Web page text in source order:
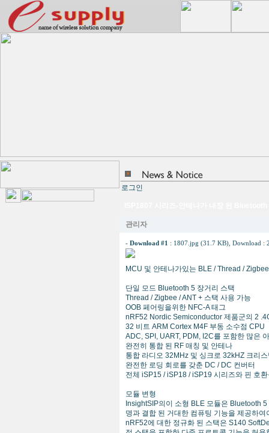
로그인
관리자
- Download #1 : 1807.jpg (31.7 KB) , Download :
MCU 및 안테나가있는 BLE / Thread /
단일 모드 Bluetooth 5 장거리 스택
Thread / Zigbee / ANT + 스택 사용 가능
OOB 페어링을위한 NFC-A 태그
nRF52 Nordic Semiconductor 제품군의 2
32 비트 ARM Cortex M4F 부동 소수점 CPU
ADC, SPI, UART, PDM, I2C를 포함한 많은
완전히 통합 된 RF 매칭 및 안테나
통합 라디오 32MHz 및 싱크로 32kHZ 크리
완전한 로딩 회로를 갖춘 DC / DC 컨버터
전체 iSP15 / iSP18 / iSP19 시리즈와 핀 호
모듈 변형
InsightSIP의이 소형 BLE 모듈은 Bluetooth
명과 결합 된 거대한 컴퓨팅 기능을 제공하
nRF52에 대한 정규화 된 스택은 S140